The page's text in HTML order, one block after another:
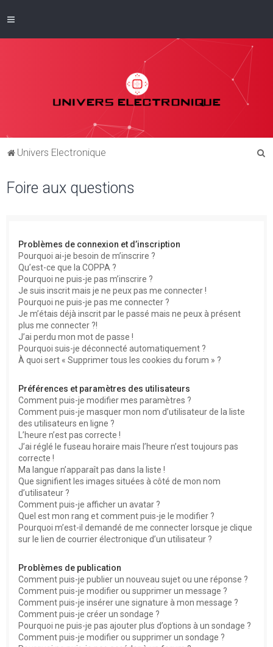
Univers Electronique
Foire aux questions
Problèmes de connexion et d’inscription
Pourquoi ai-je besoin de m’inscrire ?
Qu’est-ce que la COPPA ?
Pourquoi ne puis-je pas m’inscrire ?
Je suis inscrit mais je ne peux pas me connecter !
Pourquoi ne puis-je pas me connecter ?
Je m’étais déjà inscrit par le passé mais ne peux à présent
plus me connecter ?!
J’ai perdu mon mot de passe !
Pourquoi suis-je déconnecté automatiquement ?
À quoi sert « Supprimer tous les cookies du forum » ?
Préférences et paramètres des utilisateurs
Comment puis-je modifier mes paramètres ?
Comment puis-je masquer mon nom d’utilisateur de la liste
des utilisateurs en ligne ?
L’heure n’est pas correcte !
J’ai réglé le fuseau horaire mais l’heure n’est toujours pas
correcte !
Ma langue n’apparaît pas dans la liste !
Que signifient les images situées à côté de mon nom
d’utilisateur ?
Comment puis-je afficher un avatar ?
Quel est mon rang et comment puis-je le modifier ?
Pourquoi m’est-il demandé de me connecter lorsque je clique
sur le lien de courrier électronique d’un utilisateur ?
Problèmes de publication
Comment puis-je publier un nouveau sujet ou une réponse ?
Comment puis-je modifier ou supprimer un message ?
Comment puis-je insérer une signature à mon message ?
Comment puis-je créer un sondage ?
Pourquoi ne puis-je pas ajouter plus d’options à un sondage ?
Comment puis-je modifier ou supprimer un sondage ?